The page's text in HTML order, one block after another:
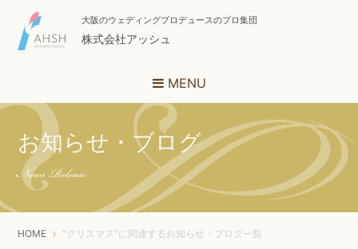
大阪のウェディングプロデュースのプロ集団
株式会社アッシュ
MENU
お知らせ・ブログ
News Release
HOME "クリスマス"に関連するお知らせ・ブログ一覧